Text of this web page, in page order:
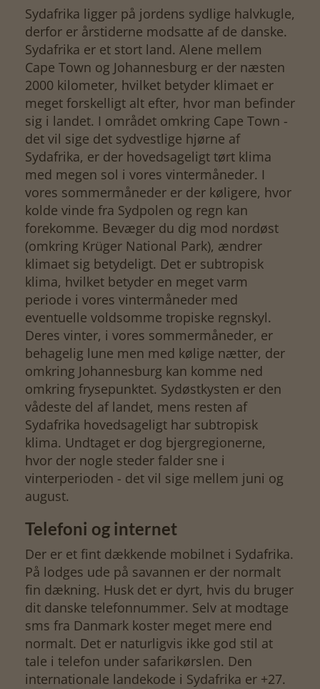
Sydafrika ligger på jordens sydlige halvkugle,
derfor er årstiderne modsatte af de danske.
Sydafrika er et stort land. Alene mellem
Cape Town og Johannesburg er der næsten
2000 kilometer, hvilket betyder klimaet er
meget forskelligt alt efter, hvor man befinder
sig i landet. I området omkring Cape Town -
det vil sige det sydvestlige hjørne af
Sydafrika, er der hovedsageligt tørt klima
med megen sol i vores vintermåneder. I
vores sommermåneder er der køligere, hvor
kolde vinde fra Sydpolen og regn kan
forekomme. Bevæger du dig mod nordøst
(omkring Krüger National Park), ændrer
klimaet sig betydeligt. Det er subtropisk
klima, hvilket betyder en meget varm
periode i vores vintermåneder med
eventuelle voldsomme tropiske regnskyl.
Deres vinter, i vores sommermåneder, er
behagelig lune men med kølige nætter, der
omkring Johannesburg kan komme ned
omkring frysepunktet. Sydøstkysten er den
vådeste del af landet, mens resten af
Sydafrika hovedsageligt har subtropisk
klima. Undtaget er dog bjergregionerne,
hvor der nogle steder falder sne i
vinterperioden - det vil sige mellem juni og
august.
Telefoni og internet
Der er et fint dækkende mobilnet i Sydafrika.
På lodges ude på savannen er der normalt
fin dækning. Husk det er dyrt, hvis du bruger
dit danske telefonnummer. Selv at modtage
sms fra Danmark koster meget mere end
normalt. Det er naturligvis ikke god stil at
tale i telefon under safarikørslen. Den
internationale landekode i Sydafrika er +27.